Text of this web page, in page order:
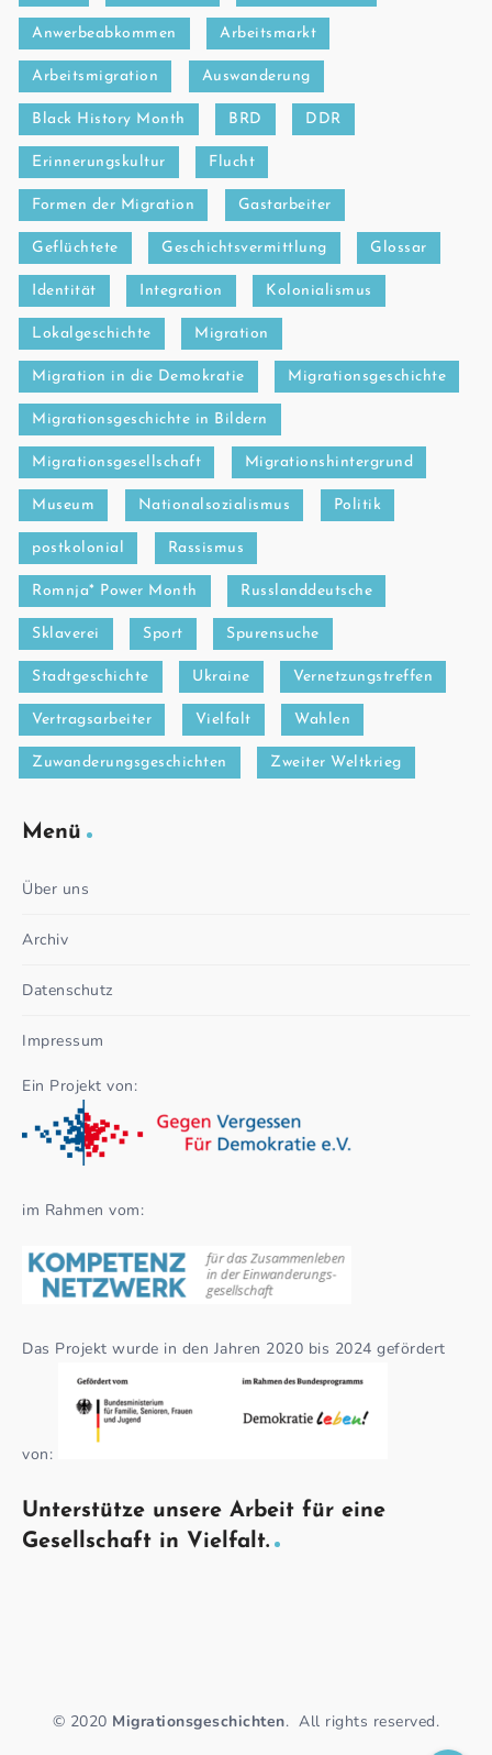
Anwerbeabkommen Arbeitsmarkt
Arbeitsmigration Auswanderung
Black History Month BRD DDR
Erinnerungskultur Flucht
Formen der Migration Gastarbeiter
Geflüchtete Geschichtsvermittlung Glossar
Identität Integration Kolonialismus
Lokalgeschichte Migration
Migration in die Demokratie Migrationsgeschichte
Migrationsgeschichte in Bildern
Migrationsgesellschaft Migrationshintergrund
Museum Nationalsozialismus Politik
postkolonial Rassismus
Romnja* Power Month Russlanddeutsche
Sklaverei Sport Spurensuche
Stadtgeschichte Ukraine Vernetzungstreffen
Vertragsarbeiter Vielfalt Wahlen
Zuwanderungsgeschichten Zweiter Weltkrieg
Menü
Über uns
Archiv
Datenschutz
Impressum
Ein Projekt von:
im Rahmen vom:
Das Projekt wurde in den Jahren 2020 bis 2024 gefördert
von:
Unterstütze unsere Arbeit für eine
Gesellschaft in Vielfalt.
© 2020 Migrationsgeschichten.All rights reserved.